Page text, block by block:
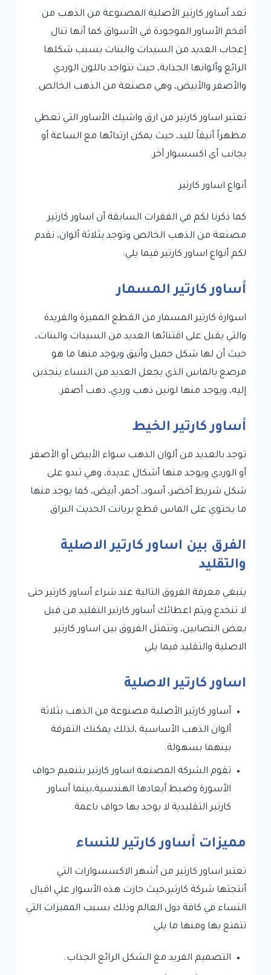
تعد أساور كارتير الأصلية المصنوعة من الذهب من
أفخم الأساور الموجودة في الأسواق كما أنها تنال
إعجاب العديد من السيدات والبنات بسبب شكلها
الرائع وألوانها الجذابة، حيث تتواجد باللون الوردي
والأصفر والأبيض، وهي مصنعة من الذهب الخالص.
تعتبر اساور كارتير من ارق واشيك الأساور التي تعطي
مظهراً أنيقاً لليد، حيث يمكن ارتدائها مع الساعة أو
بجانب أي اكسسوار آخر.
أنواع اساور كارتير
كما ذكرنا لكم في الفقرات السابقة أن اساور كارتير
مصنعة من الذهب الخالص وتوجد بثلاثة ألوان، نقدم
لكم أنواع اساور كارتير فيما يلي:
أساور كارتير المسمار
اسوارة كارتير المسمار من القطع المميزة والفريدة
والتي يقبل على اقتنائها العديد من السيدات والبنات،
حيث أن لها شكل جميل وأنيق ويوجد منها ما هو
مرصع بالماس الذي يجعل العديد من النساء ينجذبن
إليه، ويوجد منها لونين ذهب وردي، ذهب أصفر.
أساور كارتير الخيط
توجد بالعديد من ألوان الذهب سواء الأبيض أو الأصفر
أو الوردي ويوجد منها أشكال عديدة، وهي تبدو على
شكل شريط أخضر، أسود، أحمر، أبيض، كما يوجد منها
ما يحتوي على الماس قطع بريانت الحديث البراق.
الفرق بين اساور كارتير الاصلية
والتقليد
ينبغي معرفة الفروق التالية عند شراء أساور كارتير حتى
لا تنخدع ويتم اعطائك أساور كارتير التقليد من قبل
بعض النصابين، وتتمثل الفروق بين اساور كارتير
الاصلية والتقليد فيما يلي
اساور كارتير الاصلية
أساور كارتير الأصلية مصنوعة من الذهب بثلاثة
ألوان الذهب الأساسية ،لذلك يمكنك التفرقة
بينهما بسهولة.
تقوم الشركة المصنعة اساور كارتير بتنعيم حواف
الأسورة وضبط أبعادها الهندسية،بينما أساور
كارتير التقليدية لا يوجد بها حواف ناعمة.
مميزات أساور كارتير للنساء
تعتبر اساور كارتير من أشهر الاكسسوارات التي
أنتجتها شركة كارتير،حيث حازت هذه الأسوار علي اقبال
النساء في كافة دول العالم وذلك بسبب المميزات التي
تتمتع بها ومنها ما يلي
التصميم الفريد مع الشكل الرائع الجذاب.